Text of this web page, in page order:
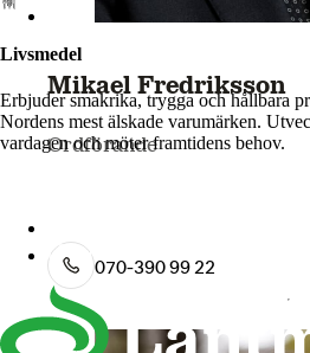
Livsmedel
Erbjuder smakrika, trygga och hållbara
Nordens mest älskade varumärken.
vardagen och möter framtidens behov.
Lantmännen Unibake
Mikael Fredriksson
Ordförande
070-390 99 22